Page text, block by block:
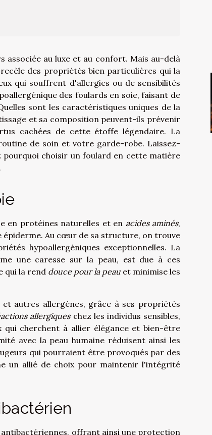
au luxe et au confort. Mais au-delà
des propriétés bien particulières qui la
qui souffrent d'allergies ou de sensibilités
des foulards en soie, faisant de
sont les caractéristiques uniques de la
et sa composition peuvent-ils prévenir
cachées de cette étoffe légendaire. La
de soin et votre garde-robe. Laissez-
choisir un foulard en cette matière
en protéines naturelles et en acides aminés,
Au cœur de sa structure, on trouve
hypoallergéniques exceptionnelles. La
une caresse sur la peau, est due à ces
qui la rend douce pour la peau et minimise les
autres allergènes, grâce à ses propriétés
allergiqueschez les individus sensibles,
qui cherchent à allier élégance et bien-être
avec la peau humaine réduisent ainsi les
qui pourraient être provoqués par des
un allié de choix pour maintenir l'intégrité
offrant ainsi une protection